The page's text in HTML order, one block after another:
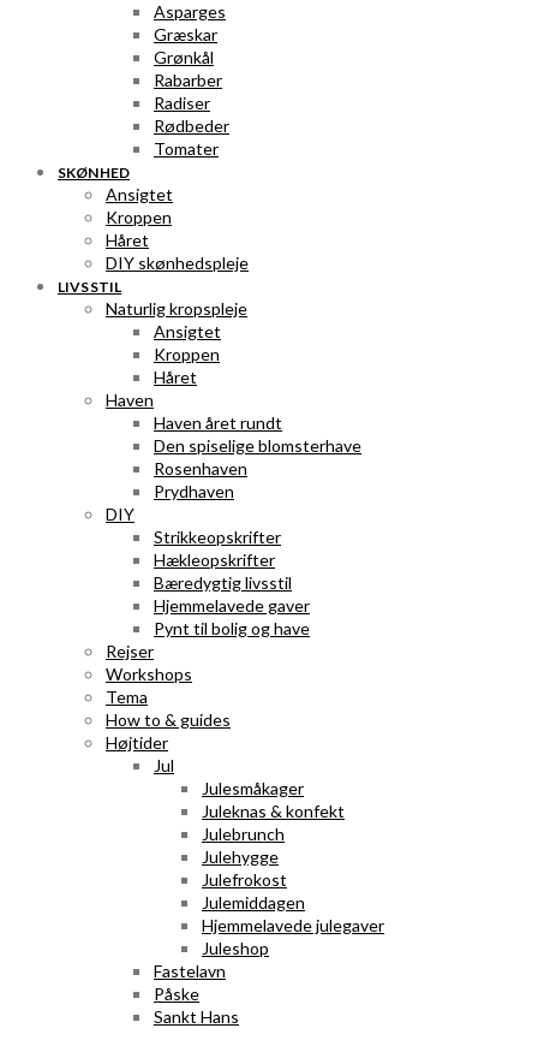
Asparges
Græskar
Grønkål
Rabarber
Radiser
Rødbeder
Tomater
SKØNHED
Ansigtet
Kroppen
Håret
DIY skønhedspleje
LIVSSTIL
Naturlig kropspleje
Ansigtet
Kroppen
Håret
Haven
Haven året rundt
Den spiselige blomsterhave
Rosenhaven
Prydhaven
DIY
Strikkeopskrifter
Hækleopskrifter
Bæredygtig livsstil
Hjemmelavede gaver
Pynt til bolig og have
Rejser
Workshops
Tema
How to & guides
Højtider
Jul
Julesmåkager
Juleknas & konfekt
Julebrunch
Julehygge
Julefrokost
Julemiddagen
Hjemmelavede julegaver
Juleshop
Fastelavn
Påske
Sankt Hans